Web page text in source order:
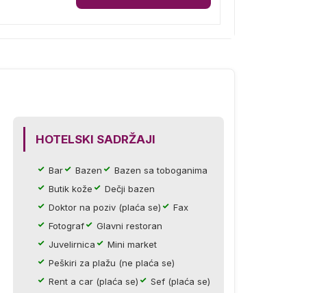
HOTELSKI SADRŽAJI
Bar Bazen
Bazen sa toboganima
Butik kože
Dečji bazen
Doktor na poziv (plaća se)
Fax
Fotograf
Glavni restoran
Juvelirnica
Mini market
Peškiri za plažu (ne plaća se)
Rent a car (plaća se)
Sef (plaća se)